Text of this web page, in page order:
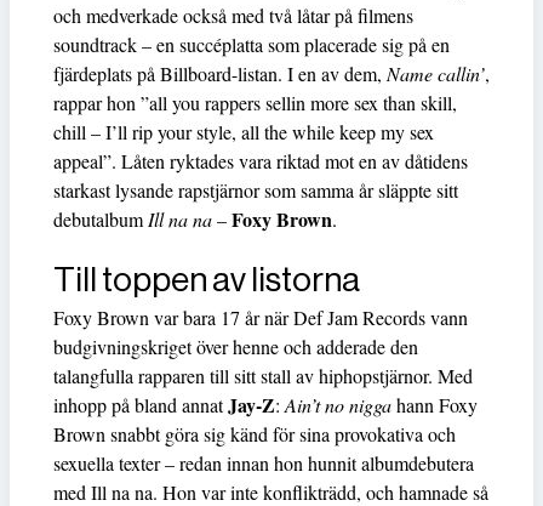
och medverkade också med två låtar på filmens
soundtrack – en succéplatta som placerade sig på en
fjärdeplats på Billboard-listan. I en av dem, Name callin’,
rappar hon ”all you rappers sellin more sex than skill,
chill – I’ll rip your style, all the while keep my sex
appeal”. Låten ryktades vara riktad mot en av dåtidens
starkast lysande rapstjärnor som samma år släppte sitt
debutalbum Ill na na–Foxy Brown.
Till toppen av listorna
Foxy Brown var bara 17 år när Def Jam Records vann
budgivningskriget över henne och adderade den
talangfulla rapparen till sitt stall av hiphopstjärnor. Med
inhopp på bland annatJay-Z: Ain’t no niggahann Foxy
Brown snabbt göra sig känd för sina provokativa och
sexuella texter – redan innan hon hunnit albumdebutera
med Ill na na. Hon var inte konflikträdd, och hamnade så